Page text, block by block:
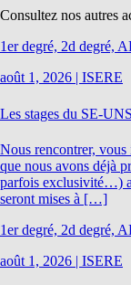
Consultez nos autres
1er degré, 2d degré,
août 1, 2026 | ISERE
Les stages du SE-
Nous rencontrer,
que nous avons déjà
parfois exclusivité…)
seront mises à […]
1er degré, 2d degré,
août 1, 2026 | ISERE